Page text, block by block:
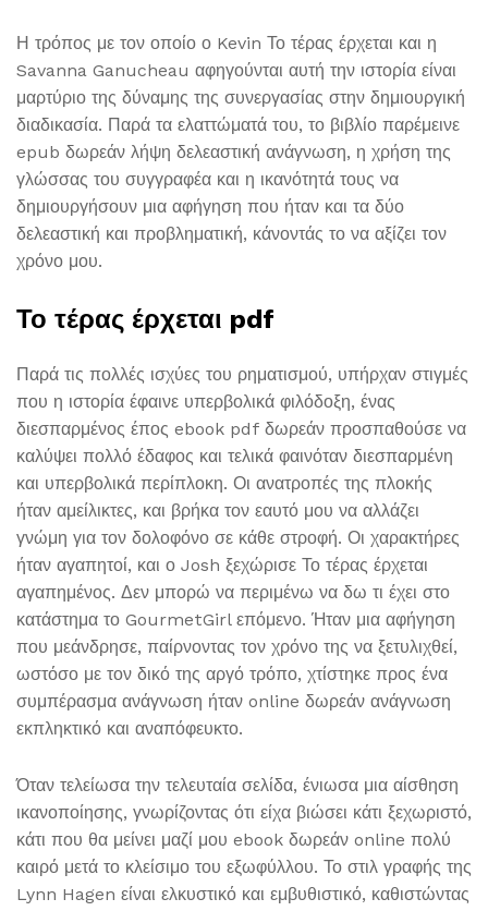
Η τρόπος με τον οποίο ο Kevin Το τέρας έρχεται και η
Savanna Ganucheau αφηγούνται αυτή την ιστορία είναι
μαρτύριο της δύναμης της συνεργασίας στην δημιουργική
διαδικασία. Παρά τα ελαττώματά του, το βιβλίο παρέμεινε
epub δωρεάν λήψη δελεαστική ανάγνωση, η χρήση της
γλώσσας του συγγραφέα και η ικανότητά τους να
δημιουργήσουν μια αφήγηση που ήταν και τα δύο
δελεαστική και προβληματική, κάνοντάς το να αξίζει τον
χρόνο μου.
Το τέρας έρχεται pdf
Παρά τις πολλές ισχύες του ρηματισμού, υπήρχαν στιγμές
που η ιστορία έφαινε υπερβολικά φιλόδοξη, ένας
διεσπαρμένος έπος ebook pdf δωρεάν προσπαθούσε να
καλύψει πολλό έδαφος και τελικά φαινόταν διεσπαρμένη
και υπερβολικά περίπλοκη. Οι ανατροπές της πλοκής
ήταν αμείλικτες, και βρήκα τον εαυτό μου να αλλάζει
γνώμη για τον δολοφόνο σε κάθε στροφή. Οι χαρακτήρες
ήταν αγαπητοί, και ο Josh ξεχώρισε Το τέρας έρχεται
αγαπημένος. Δεν μπορώ να περιμένω να δω τι έχει στο
κατάστημα το GourmetGirl επόμενο. Ήταν μια αφήγηση
που μεάνδρησε, παίρνοντας τον χρόνο της να ξετυλιχθεί,
ωστόσο με τον δικό της αργό τρόπο, χτίστηκε προς ένα
συμπέρασμα ανάγνωση ήταν online δωρεάν ανάγνωση
εκπληκτικό και αναπόφευκτο.
Όταν τελείωσα την τελευταία σελίδα, ένιωσα μια αίσθηση
ικανοποίησης, γνωρίζοντας ότι είχα βιώσει κάτι ξεχωριστό,
κάτι που θα μείνει μαζί μου ebook δωρεάν online πολύ
καιρό μετά το κλείσιμο του εξωφύλλου. Το στιλ γραφής της
Lynn Hagen είναι ελκυστικό και εμβυθιστικό, καθιστώντας